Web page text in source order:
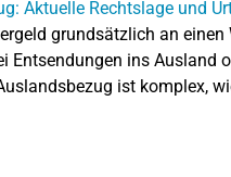
grundsätzlich an
Entsendungen ins Ausland
ist komplex,